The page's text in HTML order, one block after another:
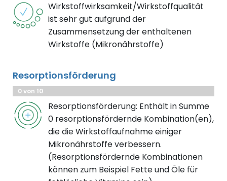
Wirkstoffwirksamkeit/Wirkstoffqualität
ist sehr gut aufgrund der
Zusammensetzung der enthaltenen
Wirkstoffe (Mikronährstoffe)
Resorptionsförderung
0 von 10
Resorptionsförderung: Enthält in Summe
0 resorptionsfördernde Kombination(en),
die die Wirkstoffaufnahme einiger
Mikronährstoffe verbessern.
(Resorptionsfördernde Kombinationen
können zum Beispiel Fette und Öle für